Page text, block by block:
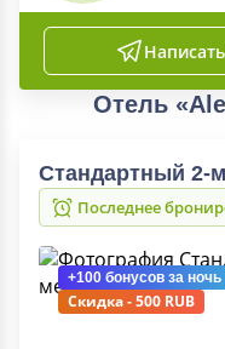
Отель
Стандартный 2-
Последнее
+100 бонусов за ночь
Скидка - 500 RUB